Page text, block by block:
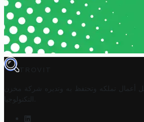
TROVIT
أعمال تملكه وتحتفظ به وتديره
شركة مخزن
التكنولوجيا